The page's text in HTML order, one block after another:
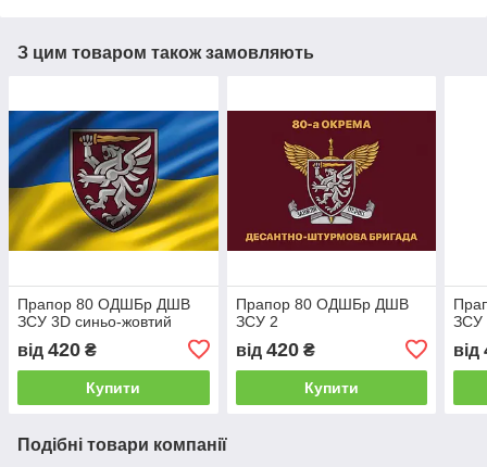
З цим товаром також замовляють
Прапор 80 ОДШБр ДШВ
ЗСУ 3D синьо-жовтий
від 420 ₴
Купити
Прапор 80 ОДШБр ДШВ
ЗСУ 2
від 420₴
Купити
ЗСУ
від
Подібні товари компанії